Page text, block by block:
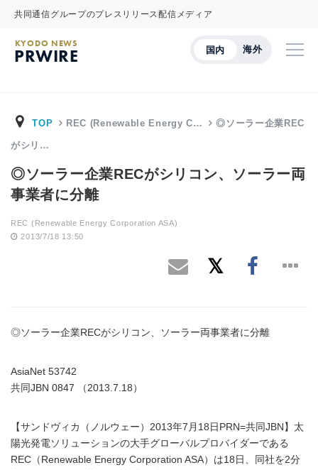
共同通信グループのプレスリリース配信メディア
国内 海外
KYODO NEWS
PRWIRE
TOP REC (Renewable Energy C… ◎ソーラー企業REC
がシリ…
◎ソーラー企業RECがシリコン、ソーラー両
事業者に分離
REC (Renewable Energy Corporation ASA)
2013/7/18 13:50
◎ソーラー企業RECがシリコン、ソーラー両事業者に分離
AsiaNet 53742
共同JBN 0847 （2013.7.18）
【サンドヴィカ（ノルウェー）2013年7月18日PRN=共同JBN】太
陽光発電ソリューションの大手グローバルプロバイダーである
REC（Renewable Energy Corporation ASA）は18日、同社を2分